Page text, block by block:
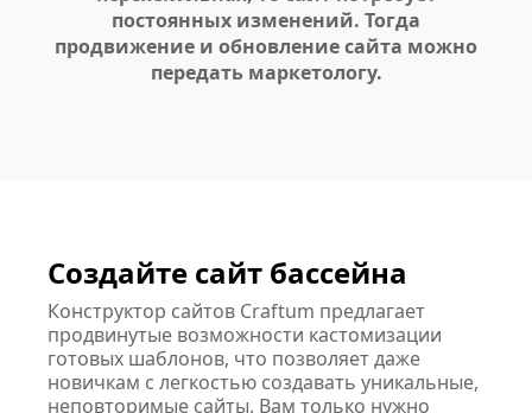
постоянных изменений. Тогда
продвижение и обновление сайта можно
передать маркетологу.
Создайте сайт бассейна
Конструктор сайтов Craftum предлагает
продвинутые возможности кастомизации
готовых шаблонов, что позволяет даже
новичкам с легкостью создавать уникальные,
неповторимые сайты. Вам только нужно